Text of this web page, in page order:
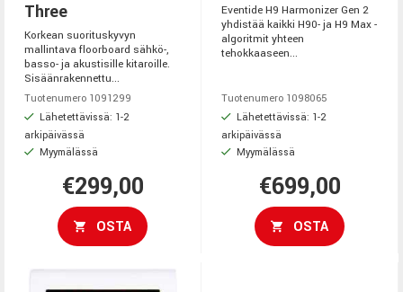
Three
Korkean suorituskyvyn
mallintava floorboard sähkö-,
basso- ja akustisille kitaroille.
Sisäänrakennettu...
Tuotenumero 1091299
Lähetettävissä: 1-2
arkipäivässä
Myymälässä
€299,00
OSTA
Eventide H9 Harmonizer Gen 2
yhdistää kaikki H90- ja H9 Max -
algoritmit yhteen
tehokkaaseen...
Tuotenumero 1098065
Lähetettävissä: 1-2
arkipäivässä
Myymälässä
€699,00
OSTA